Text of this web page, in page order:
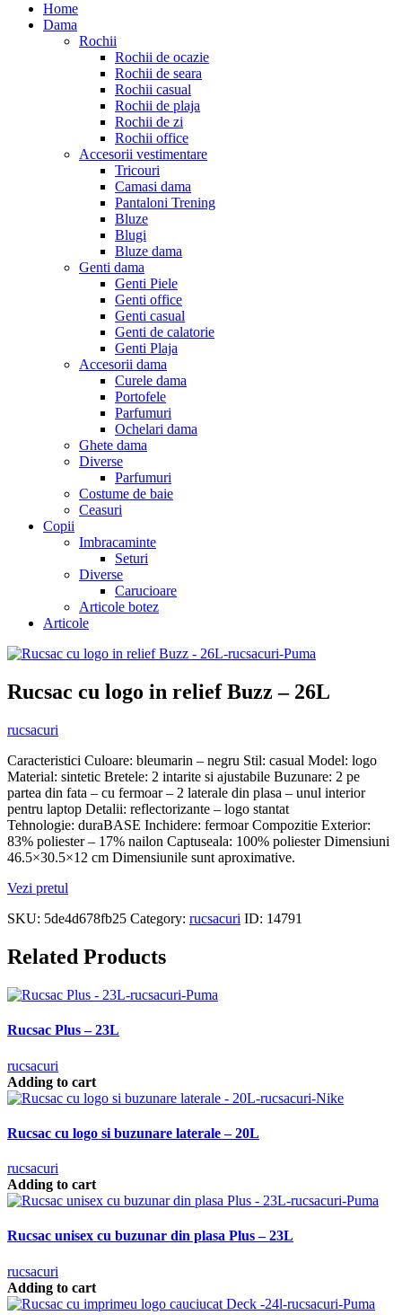
Home
Dama
Rochii
Rochii de ocazie
Rochii de seara
Rochii casual
Rochii de plaja
Rochii de zi
Rochii office
Accesorii vestimentare
Tricouri
Camasi dama
Pantaloni Trening
Bluze
Blugi
Bluze dama
Genti dama
Genti Piele
Genti office
Genti casual
Genti de calatorie
Genti Plaja
Accesorii dama
Curele dama
Portofele
Parfumuri
Ochelari dama
Ghete dama
Diverse
Parfumuri
Costume de baie
Ceasuri
Copii
Imbracaminte
Seturi
Diverse
Carucioare
Articole botez
Articole
Rucsac cu logo in relief Buzz – 26L
rucsacuri
Caracteristici Culoare: bleumarin – negru Stil: casual Model: logo
Material: sintetic Bretele: 2 intarite si ajustabile Buzunare: 2 pe
partea din fata – cu fermoar – 2 laterale din plasa – unul interior
pentru laptop Detalii: reflectorizante – logo stantat
Tehnologie: duraBASE Inchidere: fermoar Compozitie Exterior:
83% poliester – 17% nailon Captuseala: 100% poliester Dimensiuni
46.5×30.5×12 cm Dimensiunile sunt aproximative.
Vezi pretul
SKU: 5de4d678fb25 Category: rucsacuri ID: 14791
Related Products
Rucsac Plus – 23L
rucsacuri
Adding to cart
Rucsac cu logo si buzunare laterale – 20L
rucsacuri
Adding to cart
Rucsac unisex cu buzunar din plasa Plus – 23L
rucsacuri
Adding to cart